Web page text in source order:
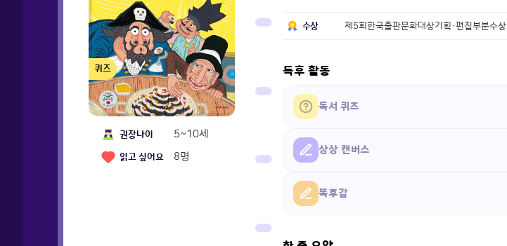
퀴즈
권장나이 5~10세
읽고 싶어요 8명
수상 제5회한국출판문화대상기획·편집부분수상
독후 활동
독서 퀴즈
상상 캔버스
똑후감